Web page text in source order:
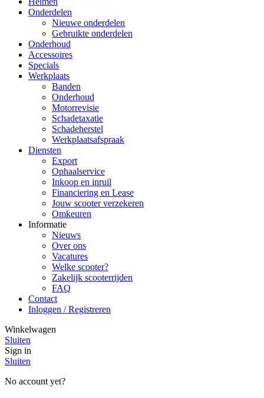
Onderdelen
Nieuwe onderdelen
Gebruikte onderdelen
Onderhoud
Accessoires
Specials
Werkplaats
Banden
Onderhoud
Motorrevisie
Schadetaxatie
Schadeherstel
Werkplaatsafspraak
Diensten
Export
Ophaalservice
Inkoop en inruil
Financiering en Lease
Jouw scooter verzekeren
Omkeuren
Informatie
Nieuws
Over ons
Vacatures
Welke scooter?
Zakelijk scooterrijden
FAQ
Contact
Inloggen / Registreren
Winkelwagen
Sluiten
Sign in
Sluiten
No account yet?